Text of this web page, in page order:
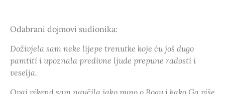
Odabrani dojmovi sudionika:
Doživjela sam neke lijepe trenutke koje ću još dugo
pamtiti i upoznala predivne ljude prepune radosti i
veselja.
Ovaj vikend sam naučila jako puno o Bogu i kako Ga više